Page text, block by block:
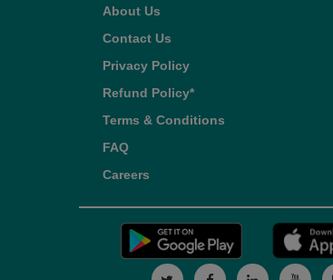
About Us
Contact Us
Privacy Policy
Refund Policy*
Terms & Conditions
FAQ
Careers